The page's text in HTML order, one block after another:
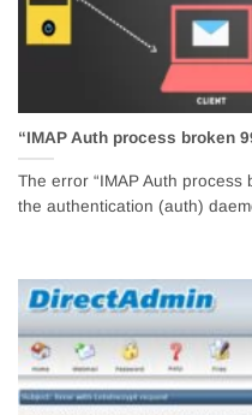
“IMAP Auth process broken
The error “IMAP Auth
the authentication (auth)